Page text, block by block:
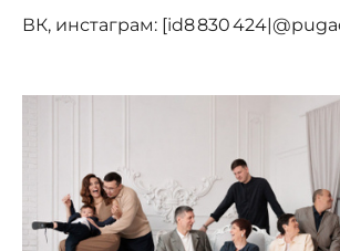
ВК, инстаграм: [id8 830